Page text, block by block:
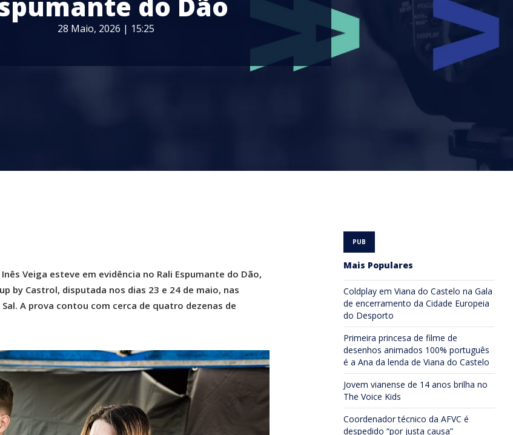
28 Maio, 2026 | 15:25
Veiga esteve em evidência no Rali Espumante do Dão,
by Castrol, disputada nos dias 23 e 24 de maio, nas
A prova contou com cerca de quatro dezenas de
Mais Populares
Coldplay em Viana do Castelo na Gala
de encerramento da Cidade Europeia
do Desporto
Primeira princesa de filme de
desenhos animados 100% português
é a Ana da lenda de Viana do Castelo
Jovem vianense de 14 anos brilha no
The Voice Kids
Coordenador técnico da AFVC é
despedido “por justa causa”